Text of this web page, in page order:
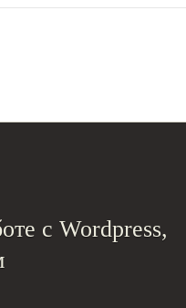
с Wordpress,